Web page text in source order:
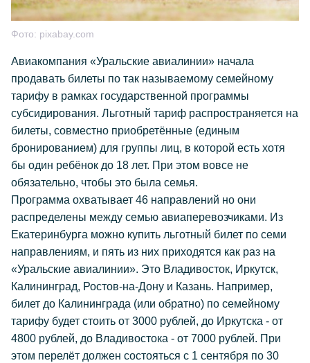
Фото: pixabay.com
Авиакомпания «Уральские авиалинии» начала
продавать билеты по так называемому семейному
тарифу в рамках государственной программы
субсидирования. Льготный тариф распространяется на
билеты, совместно приобретённые (единым
бронированием) для группы лиц, в которой есть хотя
бы один ребёнок до 18 лет. При этом вовсе не
обязательно, чтобы это была семья.
Программа охватывает 46 направлений но они
распределены между семью авиаперевозчиками. Из
Екатеринбурга можно купить льготный билет по семи
направлениям, и пять из них приходятся как раз на
«Уральские авиалинии». Это Владивосток, Иркутск,
Калининград, Ростов-на-Дону и Казань. Например,
билет до Калининграда (или обратно) по семейному
тарифу будет стоить от 3000 рублей, до Иркутска - от
4800 рублей, до Владивостока - от 7000 рублей. При
этом перелёт должен состояться с 1 сентября по 30